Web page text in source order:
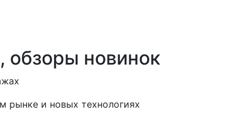
обзоры новинок
рынке и новых технологиях